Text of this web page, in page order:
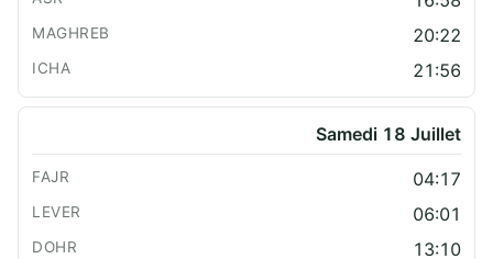
20:22
21:56
Samedi 18 Juillet
04:17
06:01
13:10